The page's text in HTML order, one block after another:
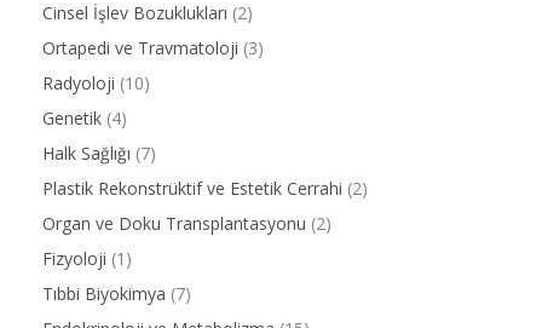
Cinsel İşlev Bozuklukları (2)
Ortapedi ve Travmatoloji (3)
Radyoloji (10)
Genetik (4)
Halk Sağlığı (7)
Plastik Rekonstrüktif ve Estetik Cerrahi (2)
Organ ve Doku Transplantasyonu (2)
Fizyoloji (1)
Tıbbi Biyokimya (7)